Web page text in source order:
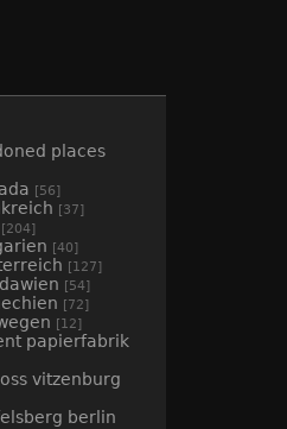
places
[56]
[37]
[204]
[40]
[127]
[54]
[72]
[12]
papierfabrik
vitzenburg
berlin